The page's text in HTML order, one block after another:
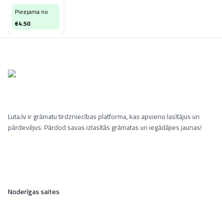
Pieejama no
€4.50
Luta.lv ir grāmatu tirdzniecības platforma, kas apvieno lasītājus un
pārdevējus. Pārdod savas izlasītās grāmatas un iegādājies jaunas!
Noderīgas saites